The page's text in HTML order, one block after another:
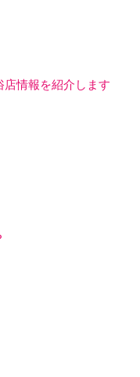
情報を紹介します